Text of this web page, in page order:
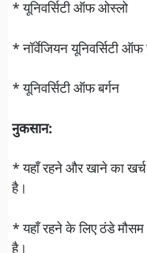
* यूनिवर्सिटी ऑफ ओस्लो
* नॉर्वेजियन यूनिवर्सिटी
* यूनिवर्सिटी ऑफ बर्गन
नुकसान:
* यहाँ रहने और खाने का
है।
* यहाँ रहने के लिए ठंडे